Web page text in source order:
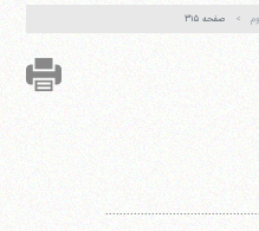
صفحه ۳۱۵